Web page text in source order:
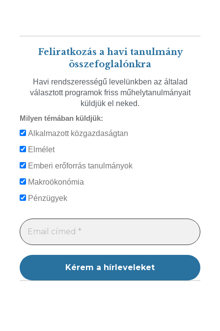
Feliratkozás a havi tanulmány
összefoglalónkra
Havi rendszerességű levelünkben az általad
választott programok friss műhelytanulmányait
küldjük el neked.
Milyen témában küldjük:
Alkalmazott közgazdaságtan
Elmélet
Emberi erőforrás tanulmányok
Makroökonómia
Pénzügyek